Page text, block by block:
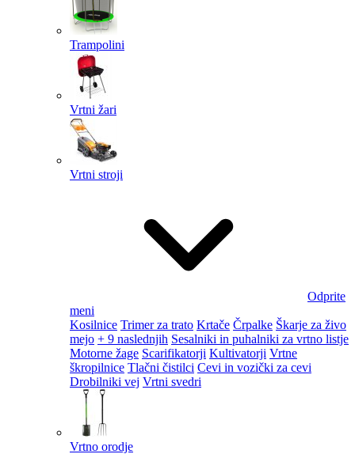
Trampolini
Vrtni žari
Vrtni stroji
Odprite
meni
Kosilnice Trimer za trato Krtače Črpalke Škarje za živo
mejo + 9 naslednjih Sesalniki in puhalniki za vrtno listje
Motorne žage Scarifikatorji Kultivatorji Vrtne
škropilnice Tlačni čistilci Cevi in vozički za cevi
Drobilniki vej Vrtni svedri
Vrtno orodje